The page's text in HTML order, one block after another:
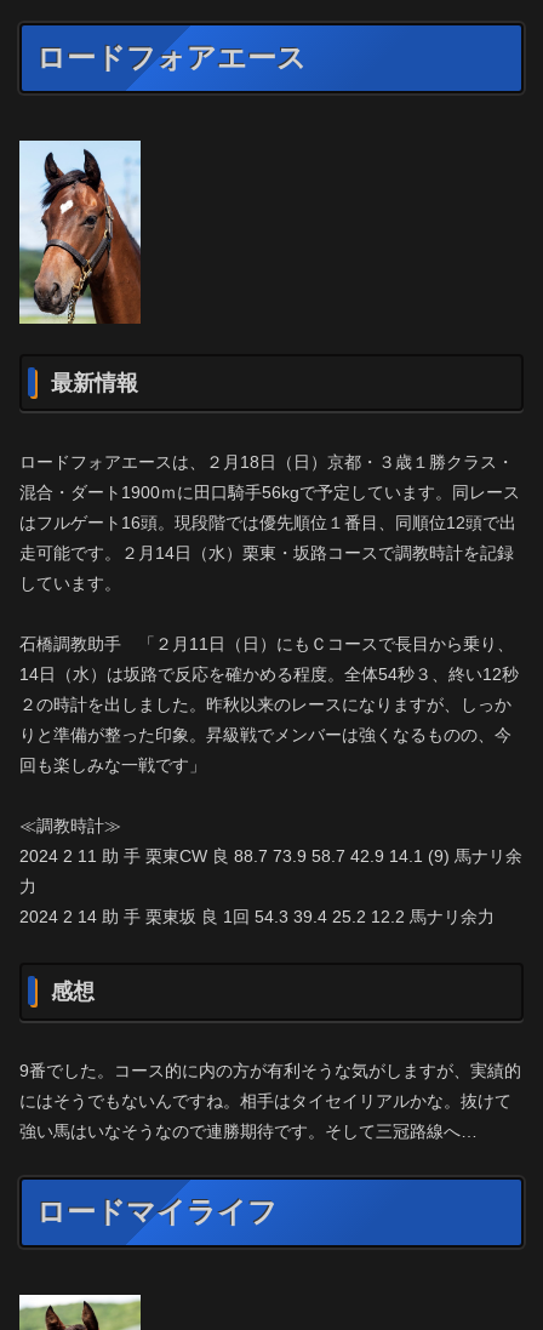
ロードフォアエース
最新情報
ロードフォアエースは、２月18日（日）京都・３歳１勝クラス・
混合・ダート1900ｍに田口騎手56kgで予定しています。同レース
はフルゲート16頭。現段階では優先順位１番目、同順位12頭で出
走可能です。２月14日（水）栗東・坂路コースで調教時計を記録
しています。
石橋調教助手 「２月11日（日）にもＣコースで長目から乗り、
14日（水）は坂路で反応を確かめる程度。全体54秒３、終い12秒
２の時計を出しました。昨秋以来のレースになりますが、しっか
りと準備が整った印象。昇級戦でメンバーは強くなるものの、今
回も楽しみな一戦です」
≪調教時計≫
2024 2 11 助 手 栗東CW 良 88.7 73.9 58.7 42.9 14.1 (9) 馬ナリ余
力
2024 2 14 助 手 栗東坂 良 1回 54.3 39.4 25.2 12.2 馬ナリ余力
感想
9番でした。コース的に内の方が有利そうな気がしますが、実績的
にはそうでもないんですね。相手はタイセイリアルかな。抜けて
強い馬はいなそうなので連勝期待です。そして三冠路線へ…
ロードマイライフ